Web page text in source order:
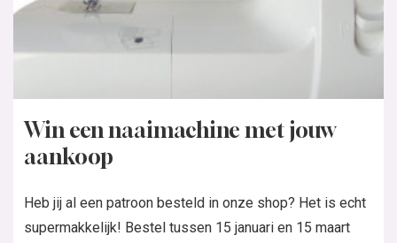
Win een naaimachine met jouw
aankoop
Heb jij al een patroon besteld in onze shop? Het is echt
supermakkelijk! Bestel tussen 15 januari en 15 maart